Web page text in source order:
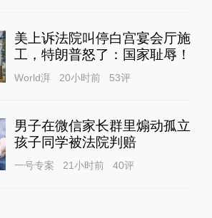
美上诉法院叫停白宫宴会厅施
工，特朗普怒了：国家耻辱！
World湃 20小时前 53评
男子在微信家长群里煽动孤立
孩子同学被法院判赔
一号专案 21小时前 40评